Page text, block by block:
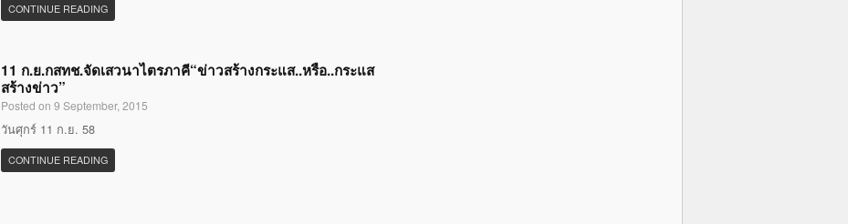
CONTINUE READING
11 ก.ย.กสทช.จัดเสวนาไตรภาคี“ข่าวสร้างกระแส..หรือ..กระแส
สร้างข่าว”
Posted on 9 September, 2015
วันศุกร์ 11 ก.ย. 58
CONTINUE READING